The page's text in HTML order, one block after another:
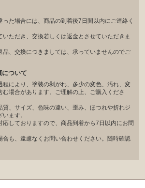
た場合には、商品の到着後7日間以内にご連絡く
ただき、交換若しくは返金とさせていただきま
品、交換につきましては、承っていませんのでご
ついて
程により、塗装の剥がれ、多少の変色、汚れ、変
む場合があります。ご理解の上、ご購入くださ
質、サイズ、色味の違い、歪み、ほつれや折れジ
ます。
応しておりますので、商品到着から7日以内にお問
合も、遠慮なくお問い合わせください。随時確認